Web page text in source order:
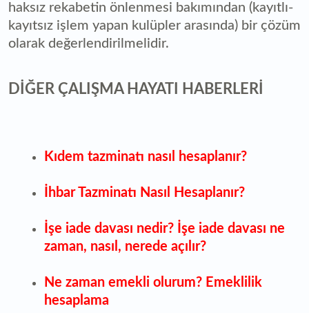
haksız rekabetin önlenmesi bakımından (kayıtlı-
kayıtsız işlem yapan kulüpler arasında) bir çözüm
olarak değerlendirilmelidir.
DİĞER ÇALIŞMA HAYATI HABERLERİ
Kıdem tazminatı nasıl hesaplanır?
İhbar Tazminatı Nasıl Hesaplanır?
İşe iade davası nedir? İşe iade davası ne
zaman, nasıl, nerede açılır?
Ne zaman emekli olurum? Emeklilik
hesaplama